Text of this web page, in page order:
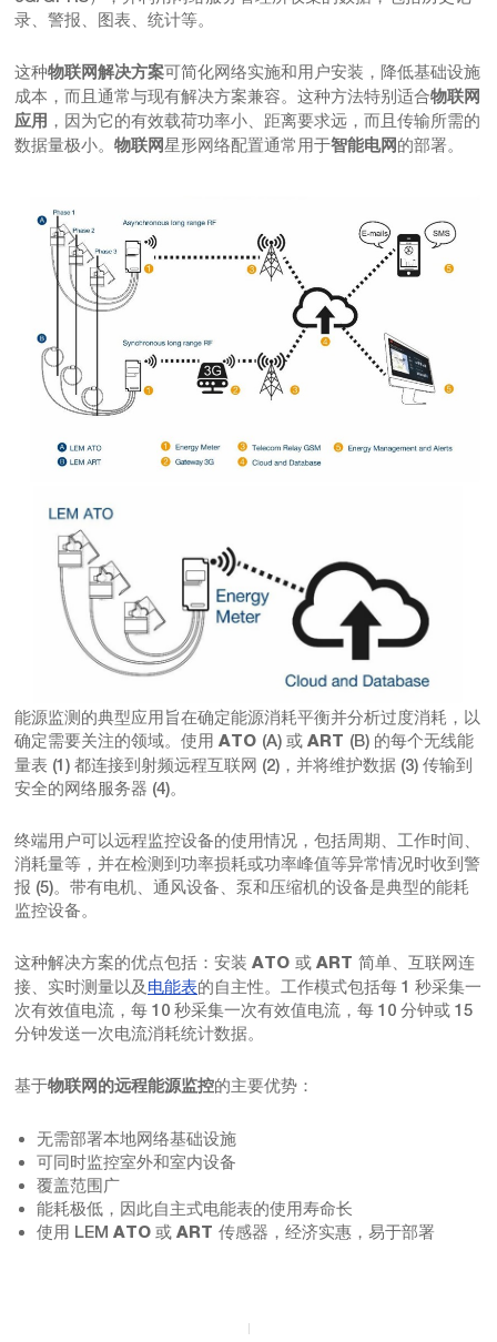
录、警报、图表、统计等。
这种物联网解决方案可简化网络实施和用户安装，降低基础设施
成本，而且通常与现有解决方案兼容。这种方法特别适合物联网
应用 ，因为它的有效载荷功率小、距离要求远，而且传输所需的
数据量极小。 物联网星形网络配置通常用于智能电网 的部署。
能源监测的典型应用旨在确定能源消耗平衡并分析过度消耗，以
确定需要关注的领域。使用 ATO (A) 或 ART (B) 的每个无线能
量表 (1) 都连接到射频远程互联网 (2)，并将维护数据 (3) 传输到
安全的网络服务器 (4)。
终端用户可以远程监控设备的使用情况，包括周期、工作时间、
消耗量等，并在检测到功率损耗或功率峰值等异常情况时收到警
报 (5)。带有电机、通风设备、泵和压缩机的设备是典型的能耗
监控设备。
这种解决方案的优点包括：安装 ATO 或 ART 简单、互联网连
接、实时测量以及 电能表的自主性。工作模式包括每 1 秒采集一
次有效值电流，每 10 秒采集一次有效值电流，每 10 分钟或 15
分钟发送一次电流消耗统计数据。
基于物联网的远程能源监控的主要优势：
无需部署本地网络基础设施
可同时监控室外和室内设备
覆盖范围广
能耗极低，因此自主式电能表的使用寿命长
使用 LEM ATO 或 ART 传感器，经济实惠，易于部署